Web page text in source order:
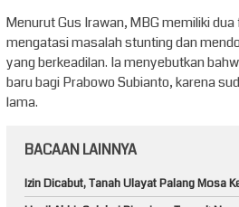
Menurut Gus Irawan, MBG memiliki
mengatasi masalah stunting dan
yang berkeadilan. Ia menyebutkan
baru bagi Prabowo Subianto, karena
lama.
BACAAN LAINNYA
Izin Dicabut, Tanah Ulayat Palang Mosa